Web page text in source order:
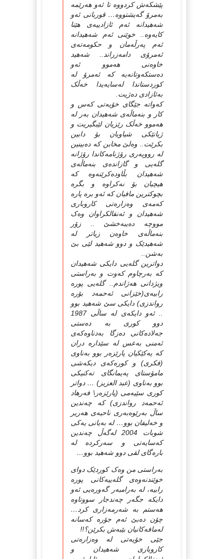
پێشکەش کردووە تا ئەو هەرێمە
بەمرۆ گەیشتووە… قوربانی ئەو
شەهیدانە ئەم ئازادییەی هێنا
کایەوە.. خوێنی ئەم شەهیدانە
ئەم پەرڵەمان و حکومەتەی
ئەمرۆی دامەزراند.. شەهید
خاوەنی هەموو ئەو
دەستکەوتانەیە کە ئەمرۆ لە
کوردستاندا لەسایەیدا خەڵک
بەئازادی دەژیت.
کەواتە جێگای خۆیەتی کەس و
کار و بنەماڵەی شەهیدان بەر لە
هەموو خەڵک رێزیان لێبگیریت و
ژیانێکی شیاویان بۆ دابین
بکرێت.. وەلێ مخابن کە دەبینین
لە رووپەری رۆژنامەکاندا رۆژانە
گلەیی و گازاندەی بنەماڵەی
شەهیدان بڵاودەکرێنەوە کە
هیچیان بۆ نەکراوە و بگرە
بچوکترین مافیان کە ئەو برە پارە
کەمەی وەزارەتی کاروباری
شەهیدان و ئەنفالکراوان وەک
مووچە دەیبەخشێ .. زۆر
بنەماڵەی خاوەن زیاتر لە
شەهیدێک و دوو شەهید لێی بێ
بەشن..
دواترین گلەیی دایکی شەهیدان
کە بەرچاوم کەوت و بەراستی
ویژدانی هەژاندم.. گلەیی پورە
رابیەی(خێزانی ئەحمەد بۆرە
رواندزی) دایکی سێ شەهید بوو
.. ئەو دایکەی لە ساڵی 1987
دوو کوری بە دەستی
جەلادەکانی دەزگا بەدناوەکەی
ئەمنی بەعس لە سێدارە دران
کە یەکێکیان پارێزەر بوو بەناوی
(فکری) و کورەکەی دیکەشی
مامۆستای پەیمانگای تەکنیکی
بوو بەناوی (عبد العزیز) … دواتر
کوری سێیەمی (پارێزەر\ فەرهاد
ئەحمەد رواندزی) کە چەندین
ساڵ بەرێوەبەری ناحیەی هەریر
و خەلیفان بوو… لە بەیانی یەکی
شوبات 2004 لەگەڵ چەندین
کەسایەتی و سەرکردە لە
بارەگای لقی دوو شەهید بوو…
بەراستی من وەک کوردێک دوای
خوێندنەوەی گلەییەکانی پورە
رابیە، لە بەرامبەر گەورەیی ئەو
دایکە جگەر چەندجار سووتاوە
هەستم بە شەرمەزاری کرد…
چۆن دەبێ ئەم جۆرە کەسانە
لەمافەکانیان بێبەش بکرێن؟!!
جێی خۆیەتی لە وەزارەتی
کاروباری شەهیدان و